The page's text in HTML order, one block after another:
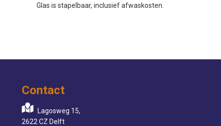
Glas is stapelbaar, inclusief afwaskosten.
Contact
Lagosweg 15,
2622 CZ Delft